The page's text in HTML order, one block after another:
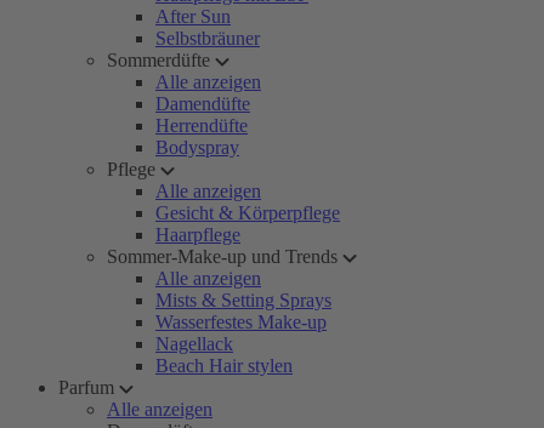
After Sun
Selbstbräuner
Sommerdüfte
Alle anzeigen
Damendüfte
Herrendüfte
Bodyspray
Pflege
Alle anzeigen
Gesicht & Körperpflege
Haarpflege
Sommer-Make-up und Trends
Alle anzeigen
Mists & Setting Sprays
Wasserfestes Make-up
Nagellack
Beach Hair stylen
Parfum
Alle anzeigen